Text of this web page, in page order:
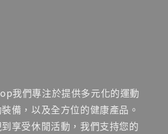
我們專注於提供多元化的運動
備，以及全方位的健康產品。
享受休閒活動，我們支持您的